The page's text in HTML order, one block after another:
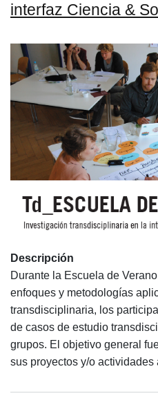
interfaz Ciencia &
Descripción
Durante la Escuela de
enfoques y metodologías
transdisciplinaria, los
de casos de estudio
grupos. El objetivo general
sus proyectos y/o actividades